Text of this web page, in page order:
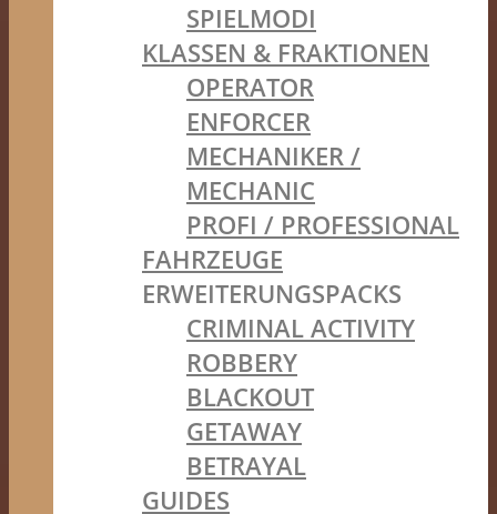
SPIELMODI
KLASSEN & FRAKTIONEN
OPERATOR
ENFORCER
MECHANIKER /
MECHANIC
PROFI / PROFESSIONAL
FAHRZEUGE
ERWEITERUNGSPACKS
CRIMINAL ACTIVITY
ROBBERY
BLACKOUT
GETAWAY
BETRAYAL
GUIDES